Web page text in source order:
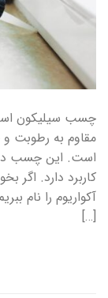
چسب سیلیکون
مقاوم به رطوبت
است. این چسب در
کاربرد دارد. اگر
آکواریوم را نام
[…]